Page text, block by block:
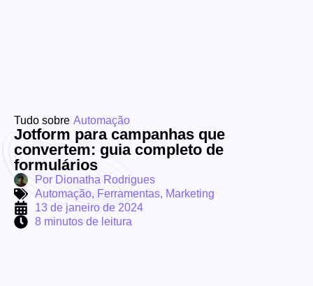
Tudo sobre Automação
Jotform para campanhas que
convertem: guia completo de
formulários
Por Dionatha Rodrigues
Automação, Ferramentas, Marketing
13 de janeiro de 2024
8 minutos de leitura